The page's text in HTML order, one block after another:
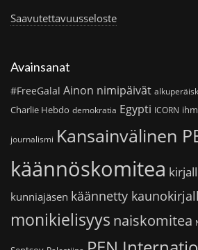
Saavutettavuusseloste
Avainsanat
#FreeGalal Ainon nimipäivät
Charlie Hebdo demokratia Egypti ICORN
journalismi Kansainvälinen
käännöskomitea
kunniajäsen käännetty
monikielisyys naiskomitea